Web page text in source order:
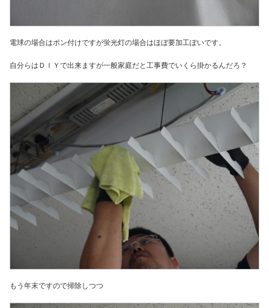
電球の場合はポン付けですが蛍光灯の場合はほぼ要加工ぽいです。
自分らはＤＩＹで出来ますが一般家庭だと工事費でいくら掛かるんだろ？
もう年末ですので掃除しつつ